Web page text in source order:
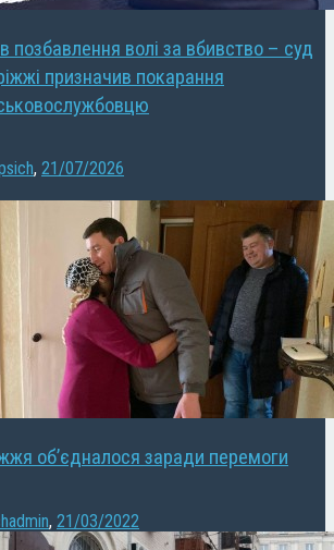
позбавлення волі за вбивство – суд
призначив покарання
, 21/07/2026
об’єдналося заради перемоги
, 21/03/2022